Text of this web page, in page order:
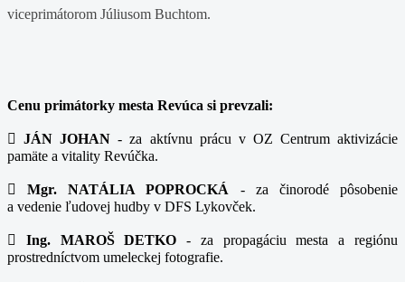
viceprimátorom Júliusom Buchtom.
Cenu primátorky mesta Revúca si prevzali:
JÁN JOHAN - za aktívnu prácu v OZ Centrum aktivizácie
pamäte a vitality Revúčka.
Mgr. NATÁLIA POPROCKÁ - za činorodé pôsobenie
a vedenie ľudovej hudby v DFS Lykovček.
 Ing. MAROŠ DETKO - za propagáciu mesta a regiónu
prostredníctvom umeleckej fotografie.